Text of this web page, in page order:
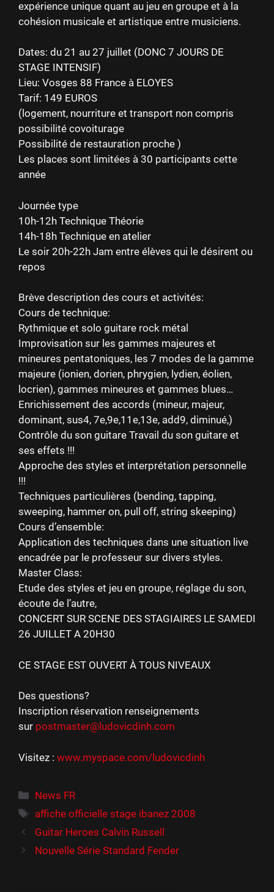
expérience unique quant au jeu en groupe et à la
cohésion musicale et artistique entre musiciens.
Dates: du 21 au 27 juillet (DONC 7 JOURS DE
STAGE INTENSIF)
Lieu: Vosges 88 France à ELOYES
Tarif: 149 EUROS
(logement, nourriture et transport non compris
possibilité covoiturage
Possibilité de restauration proche )
Les places sont limitées à 30 participants cette
année
Journée type
10h-12h Technique Théorie
14h-18h Technique en atelier
Le soir 20h-22h Jam entre élèves qui le désirent ou
repos
Brève description des cours et activités:
Cours de technique:
Rythmique et solo guitare rock métal
Improvisation sur les gammes majeures et
mineures pentatoniques, les 7 modes de la gamme
majeure (ionien, dorien, phrygien, lydien, éolien,
locrien), gammes mineures et gammes blues…
Enrichissement des accords (mineur, majeur,
dominant, sus4, 7e,9e,11e,13e, add9, diminué,)
Contrôle du son guitare Travail du son guitare et
ses effets !!!
Approche des styles et interprétation personnelle
!!!
Techniques particulières (bending, tapping,
sweeping, hammer on, pull off, string skeeping)
Cours d’ensemble:
Application des techniques dans une situation live
encadrée par le professeur sur divers styles.
Master Class:
Etude des styles et jeu en groupe, réglage du son,
écoute de l’autre,
CONCERT SUR SCENE DES STAGIAIRES LE SAMEDI
26 JUILLET A 20H30
CE STAGE EST OUVERT À TOUS NIVEAUX
Des questions?
Inscription réservation renseignements
sur postmaster@ludovicdinh.com
Visitez : www.myspace.com/ludovicdinh
Catégories
News FR
Étiquettes
affiche officielle stage ibanez 2008
Guitar Heroes Calvin Russell
Nouvelle Série Standard Fender